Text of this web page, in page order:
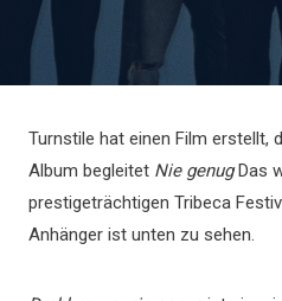
Turnstile hat einen Film erstellt,
Album begleitet Nie genugDas
prestigeträchtigen Tribeca
Anhänger ist unten zu sehen.